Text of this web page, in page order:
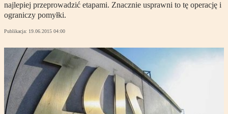
najlepiej przeprowadzić etapami. Znacznie usprawni to tę operację i
ograniczy pomyłki.
Publikacja: 19.06.2015 04:00